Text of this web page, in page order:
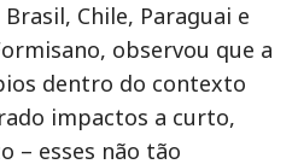
Chile, Paraguai e
observou que a
dentro do contexto
impactos a curto,
– esses não tão